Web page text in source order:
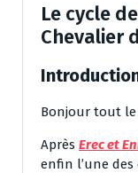
Le cycle
Chevalier
Bonjour tout le
Après Erec et
enfin l’une